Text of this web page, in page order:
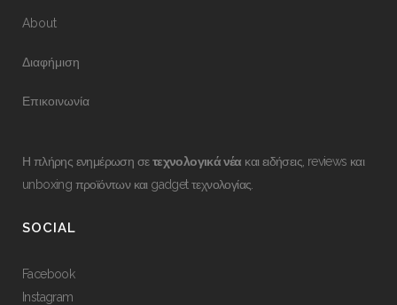
About
Διαφήμιση
Επικοινωνία
Η πλήρης ενημέρωση σετεχνολογικά νέα και ειδήσεις, reviews και
unboxing προϊόντων και gadget τεχνολογίας.
SOCIAL
Facebook
Instagram